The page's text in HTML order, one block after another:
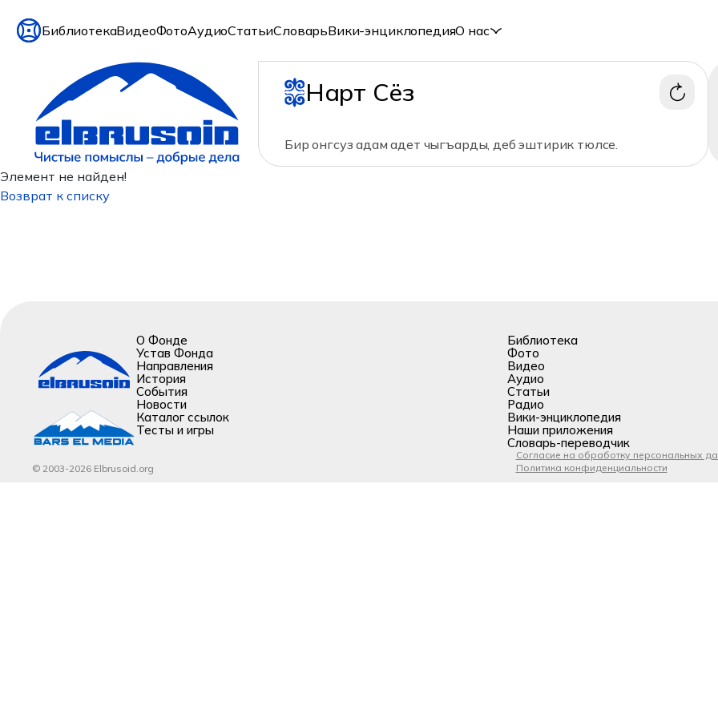
БиблиотекаВидеоФотоАудиоСтатьиСловарьВики-энциклопедияО нас
Нарт Сёз
Бир онгсуз адам адет чыгъарды, деб эштирик тюлсе.
Элемент не найден!
Возврат к списку
О Фонде
Устав Фонда
Направления
История
События
Новости
Каталог ссылок
Тесты и игры
Библиотека
Фото
Видео
Аудио
Статьи
Радио
Вики-энциклопедия
Наши приложения
Словарь-переводчик
© 2003-2026 Elbrusoid.org
Согласие на обработку персональных
Политика конфиденциальности